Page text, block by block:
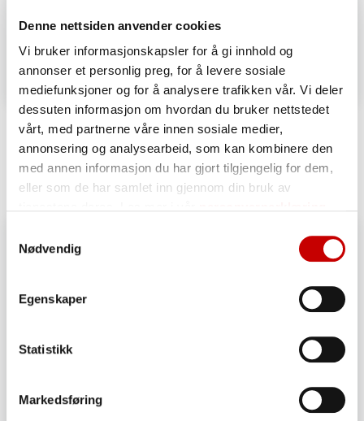
Denne nettsiden anvender cookies
Vi bruker informasjonskapsler for å gi innhold og
annonser et personlig preg, for å levere sosiale
mediefunksjoner og for å analysere trafikken vår. Vi deler
dessuten informasjon om hvordan du bruker nettstedet
vårt, med partnerne våre innen sosiale medier,
annonsering og analysearbeid, som kan kombinere den
med annen informasjon du har gjort tilgjengelig for dem,
eller som de har samlet inn gjennom din bruk av
Nødvendig
Egenskaper
Statistikk
Markedsføring
Snickersboller
OVER 60 ENKEL